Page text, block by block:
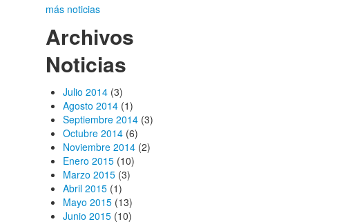
más noticias
Archivos
Noticias
Julio 2014 (3)
Agosto 2014 (1)
Septiembre 2014 (3)
Octubre 2014 (6)
Noviembre 2014 (2)
Enero 2015 (10)
Marzo 2015 (3)
Abril 2015 (1)
Mayo 2015 (13)
Junio 2015 (10)